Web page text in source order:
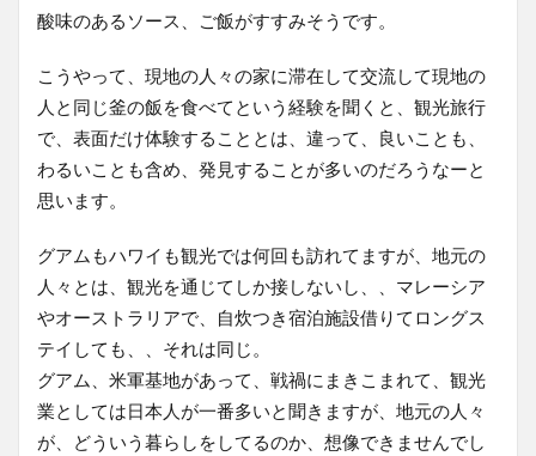
酸味のあるソース、ご飯がすすみそうです。
こうやって、現地の人々の家に滞在して交流して現地の
人と同じ釜の飯を食べてという経験を聞くと、観光旅行
で、表面だけ体験することとは、違って、良いことも、
わるいことも含め、発見することが多いのだろうなーと
思います。
グアムもハワイも観光では何回も訪れてますが、地元の
人々とは、観光を通じてしか接しないし、、マレーシア
やオーストラリアで、自炊つき宿泊施設借りてロングス
テイしても、、それは同じ。
グアム、米軍基地があって、戦禍にまきこまれて、観光
業としては日本人が一番多いと聞きますが、地元の人々
が、どういう暮らしをしてるのか、想像できませんでし